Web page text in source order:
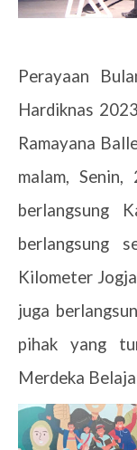
Perayaan
Hardiknas
Ramayana
malam,
berlangsung
berlangsung
Kilometer
juga
pihak yang
Merdeka